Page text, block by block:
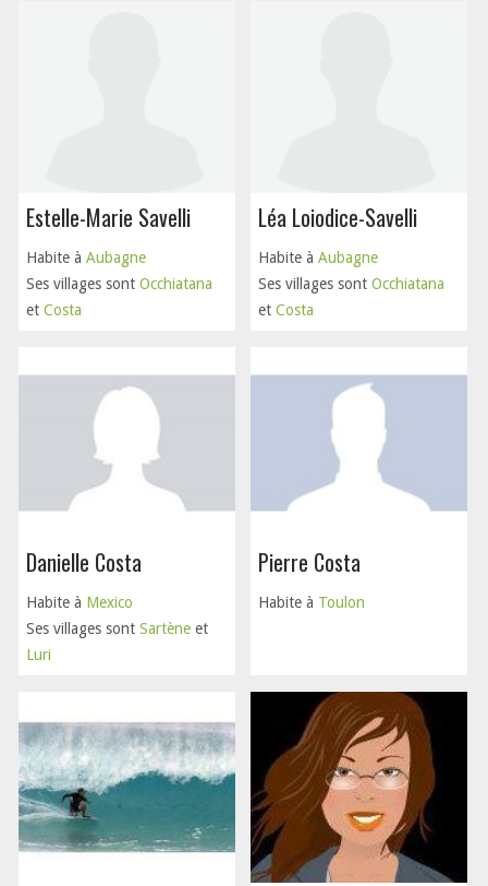
Estelle-Marie Savelli
Habite à Aubagne
Ses villages sont Occhiatana
et Costa
Léa Loiodice-Savelli
Habite à Aubagne
Ses villages sont Occhiatana
et Costa
Danielle Costa
Habite à Mexico
Ses villages sont Sartène et
Luri
Pierre Costa
Habite à Toulon